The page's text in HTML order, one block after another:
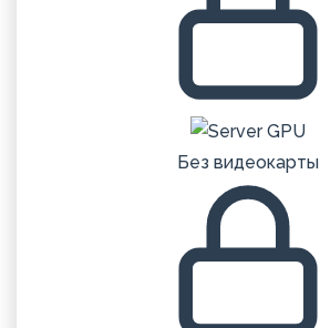
Без видеокарты